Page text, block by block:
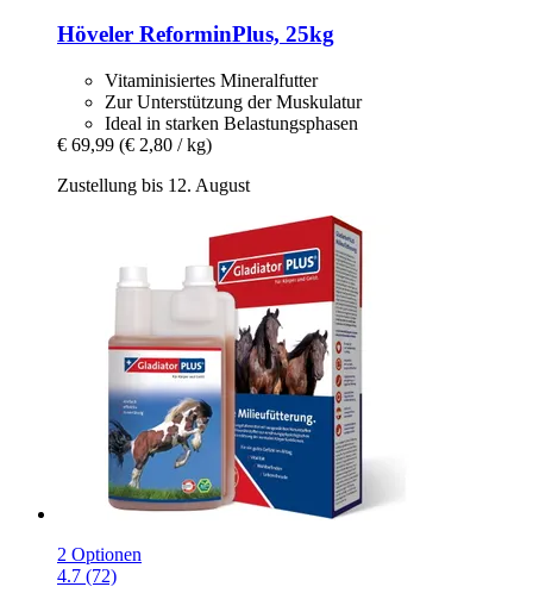
Höveler ReforminPlus, 25kg
Vitaminisiertes Mineralfutter
Zur Unterstützung der Muskulatur
Ideal in starken Belastungsphasen
€ 69,99 (€ 2,80 / kg)
Zustellung bis 12. August
2 Optionen
4.7 (72)